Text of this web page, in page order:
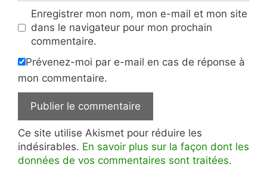
Enregistrer mon nom, mon e-mail et mon site
dans le navigateur pour mon prochain
commentaire.
Prévenez-moi par e-mail en cas de réponse à
mon commentaire.
Ce site utilise Akismet pour réduire les
indésirables. En savoir plus sur la façon dont les
données de vos commentaires sont traitées.